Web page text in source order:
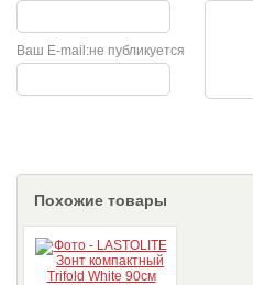
не публикуется
Ваш E-mail:
Похожие товары